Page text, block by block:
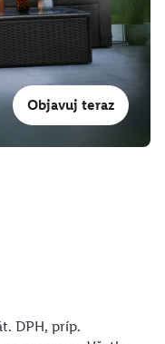
Objavuj teraz
DPH, príp.